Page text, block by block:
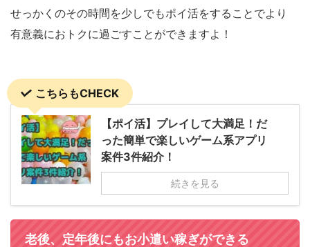
せっかくのその時間を少しでもポイ活をすることでより
有意義におトクに過ごすことができますよ！
こちらもCHECK
【ポイ活】プレイして大満足！だ
った簡単で楽しいゲーム系アプリ
案件3件紹介！
続きを見る
老後、定年後にもお小遣い稼ぎができる